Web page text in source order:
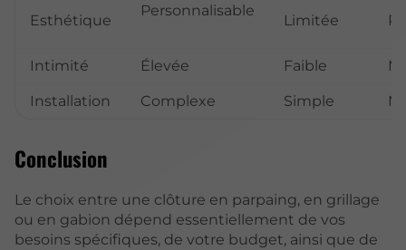
Esthétique
Personnalisable
Limitée
Intimité Élevée Faible
Installation Complexe Simple
Conclusion
Le choix entre une clôture en parpaing, en grillage
ou en gabion dépend essentiellement de vos
besoins spécifiques, de votre budget, ainsi que de